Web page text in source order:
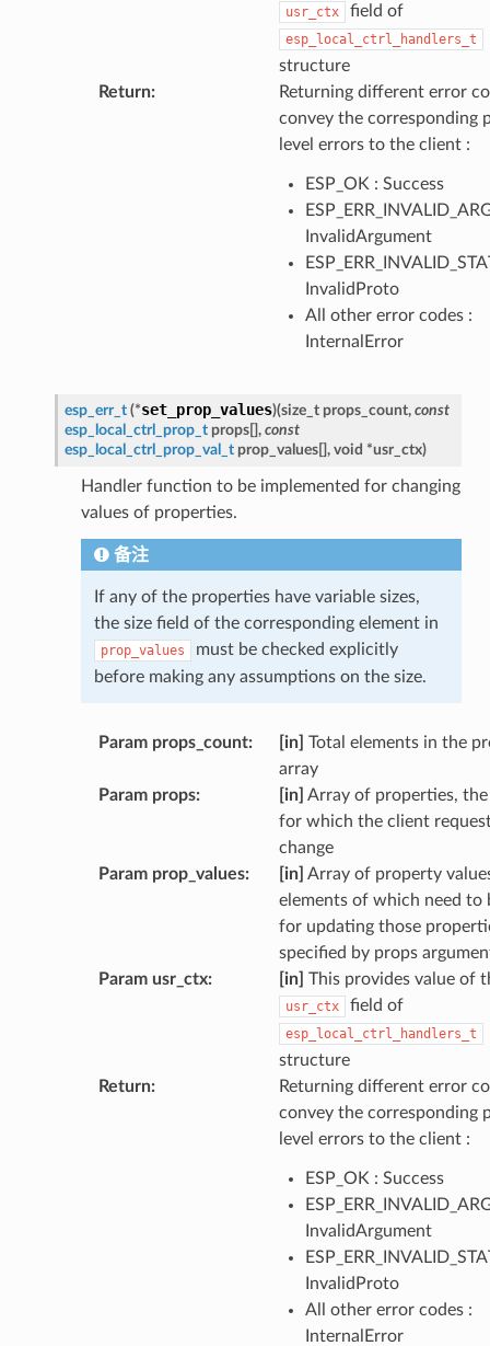
usr_ctx field of
esp_local_ctrl_handlers_t
structure
Return:
Returning different error
convey the corresponding
level errors to the client :
ESP_OK : Success
InvalidArgument
InvalidProto
All other error codes :
InternalError
esp_err_t (*set_prop_values)(size_t props_count, const
esp_local_ctrl_prop_t props[], const
esp_local_ctrl_prop_val_t prop_values[], void *usr_ctx)
Handler function to be implemented for changing
values of properties.
备注
If any of the properties have variable sizes,
the size field of the corresponding element in
prop_values
must be checked explicitly
before making any assumptions on the size.
Param props_count: [in] Total elements in the
array
Param props: [in] Array of properties, the
for which the client
change
Param prop_values: [in] Array of property
elements of which need to
for updating those
specified by props
Param usr_ctx: [in] This provides value of
usr_ctx field of
esp_local_ctrl_handlers_t
structure
Return:
Returning different error
convey the corresponding
level errors to the client :
ESP_OK : Success
InvalidArgument
InvalidProto
All other error codes :
InternalError